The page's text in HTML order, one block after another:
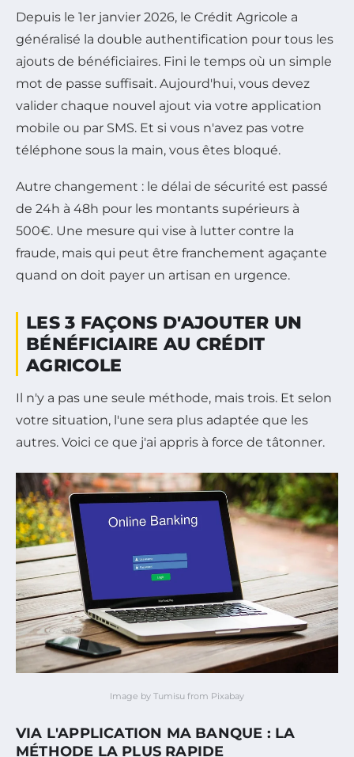
Depuis le 1er janvier 2026, le Crédit Agricole a
généralisé la double authentification pour tous les
ajouts de bénéficiaires. Fini le temps où un simple
mot de passe suffisait. Aujourd'hui, vous devez
valider chaque nouvel ajout via votre application
mobile ou par SMS. Et si vous n'avez pas votre
téléphone sous la main, vous êtes bloqué.
Autre changement : le délai de sécurité est passé
de 24h à 48h pour les montants supérieurs à
500€. Une mesure qui vise à lutter contre la
fraude, mais qui peut être franchement agaçante
quand on doit payer un artisan en urgence.
LES 3 FAÇONS D'AJOUTER UN
BÉNÉFICIAIRE AU CRÉDIT
AGRICOLE
Il n'y a pas une seule méthode, mais trois. Et selon
votre situation, l'une sera plus adaptée que les
autres. Voici ce que j'ai appris à force de tâtonner.
Image by Tumisu from Pixabay
VIA L'APPLICATION MA BANQUE : LA
MÉTHODE LA PLUS RAPIDE